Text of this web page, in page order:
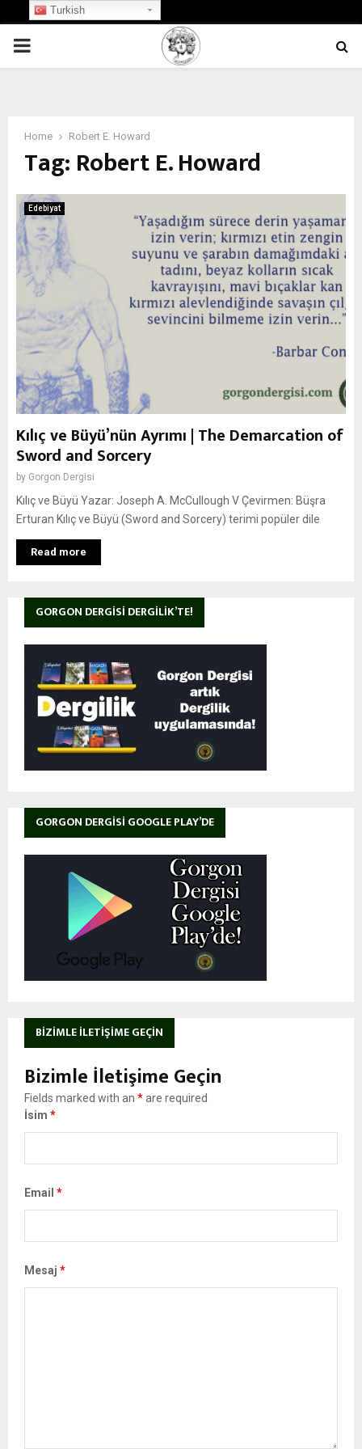
PRIMARY
Home Robert E. Howard
Tag: Robert E. Howard
Edebiyat
Kılıç ve Büyü’nün Ayrımı | The Demarcation of
Sword and Sorcery
by Gorgon Dergisi
Kılıç ve Büyü Yazar: Joseph A. McCullough V Çevirmen: Büşra
Erturan Kılıç ve Büyü (Sword and Sorcery) terimi popüler dile
Read more
GORGON DERGISI DERGILIK’TE!
GORGON DERGISI GOOGLE PLAY’DE
BIZIMLE İLETIŞIME GEÇIN
Bizimle İletişime Geçin
Fields marked with an *are required
İsim *
Email *
Mesaj *
Turkish